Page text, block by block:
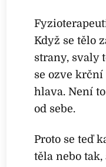
Když se tělo
strany, svaly
se ozve krční
hlava. Není
od sebe.
Proto se teď
těla nebo